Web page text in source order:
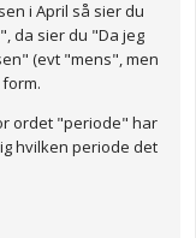
i April så sier du
da sier du "Da jeg
(evt "mens", men
ordet "periode" har
hvilken periode det